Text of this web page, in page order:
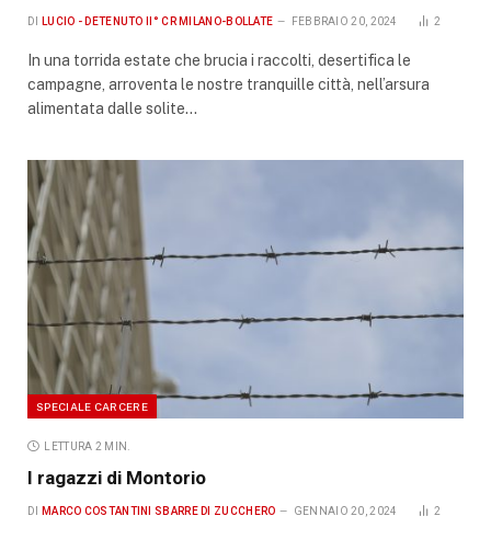
DI LUCIO - DETENUTO II° CR MILANO-BOLLATE FEBBRAIO 20, 2024 2
In una torrida estate che brucia i raccolti, desertifica le
campagne, arroventa le nostre tranquille città, nell’arsura
alimentata dalle solite…
SPECIALE CARCERE
LETTURA 2 MIN.
I ragazzi di Montorio
DI MARCO COSTANTINI SBARRE DI ZUCCHERO GENNAIO 20, 2024 2